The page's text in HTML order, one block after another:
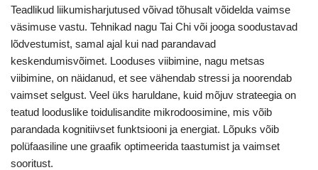
Teadlikud liikumisharjutused võivad tõhusalt võidelda vaimse
väsimuse vastu. Tehnikad nagu Tai Chi või jooga soodustavad
lõdvestumist, samal ajal kui nad parandavad
keskendumisvõimet. Looduses viibimine, nagu metsas
viibimine, on näidanud, et see vähendab stressi ja noorendab
vaimset selgust. Veel üks haruldane, kuid mõjuv strateegia on
teatud looduslike toidulisandite mikrodoosimine, mis võib
parandada kognitiivset funktsiooni ja energiat. Lõpuks võib
polüfaasiline une graafik optimeerida taastumist ja vaimset
sooritust.